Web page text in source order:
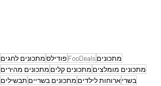
מתכונים FooDeals פודילסמתכונים לחגים
מתכונים מומלצים מתכונים קלים מתכונים מהירים
בשריארוחות לילדים מתכונים בשריים תבשילים